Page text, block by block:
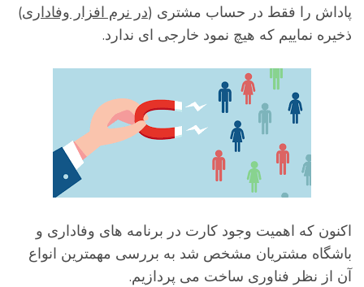
را فقط در حساب مشتری (در نرم افزار وفاداری
نماییم که هیچ نمود خارجی ای ندارد.
که اهمیت وجود کارت در برنامه های وفاداری و
مشتریان مشخص شد به بررسی مهمترین انواع
از نظر فناوری ساخت می پردازیم.